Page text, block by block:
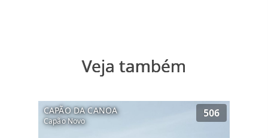
Veja também
CAPÃO DA CANOA
Capão Novo
506